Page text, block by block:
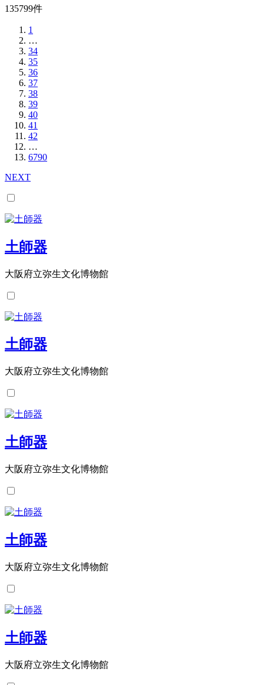
135799件
1
…
34
35
36
37
38
39
40
41
42
…
6790
NEXT
土師器
大阪府立弥生文化博物館
土師器
大阪府立弥生文化博物館
土師器
大阪府立弥生文化博物館
土師器
大阪府立弥生文化博物館
土師器
大阪府立弥生文化博物館